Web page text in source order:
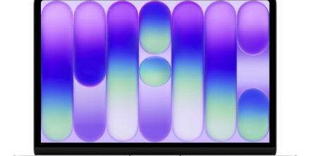
Спосіб кредиту 1 – комісія банку складає
2.9 % на місяць від суми.
Спосіб кредиту2 – комісія банку залежить
від кількості обраних вами платежів, від 2
до 25, та вираховується за допомогою
калькулятору або за консультацією нашого
менеджеру.